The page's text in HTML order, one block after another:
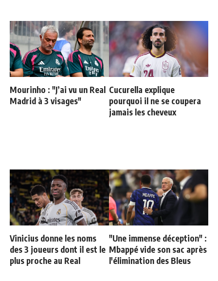
Mourinho : "J’ai vu un Real
Madrid à 3 visages"
Cucurella explique
pourquoi il ne se coupera
jamais les cheveux
Vinicius donne les noms
des 3 joueurs dont il est le
plus proche au Real
"Une immense déception" :
Mbappé vide son sac après
l'élimination des Bleus